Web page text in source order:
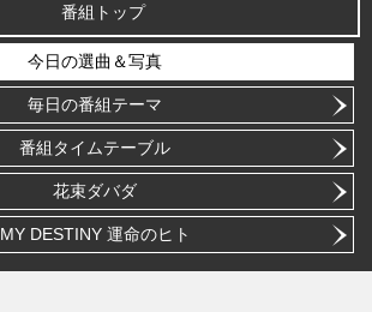
番組トップ
今日の選曲＆写真
毎日の番組テーマ
番組タイムテーブル
花束ダバダ
MY DESTINY 運命のヒト